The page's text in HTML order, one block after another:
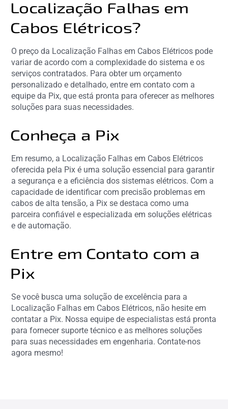
Localização Falhas em
Cabos Elétricos?
O preço da Localização Falhas em Cabos Elétricos pode
variar de acordo com a complexidade do sistema e os
serviços contratados. Para obter um orçamento
personalizado e detalhado, entre em contato com a
equipe da Pix, que está pronta para oferecer as melhores
soluções para suas necessidades.
Conheça a Pix
Em resumo, a Localização Falhas em Cabos Elétricos
oferecida pela Pix é uma solução essencial para garantir
a segurança e a eficiência dos sistemas elétricos. Com a
capacidade de identificar com precisão problemas em
cabos de alta tensão, a Pix se destaca como uma
parceira confiável e especializada em soluções elétricas
e de automação.
Entre em Contato com a
Pix
Se você busca uma solução de excelência para a
Localização Falhas em Cabos Elétricos, não hesite em
contatar a Pix. Nossa equipe de especialistas está pronta
para fornecer suporte técnico e as melhores soluções
para suas necessidades em engenharia. Contate-nos
agora mesmo!